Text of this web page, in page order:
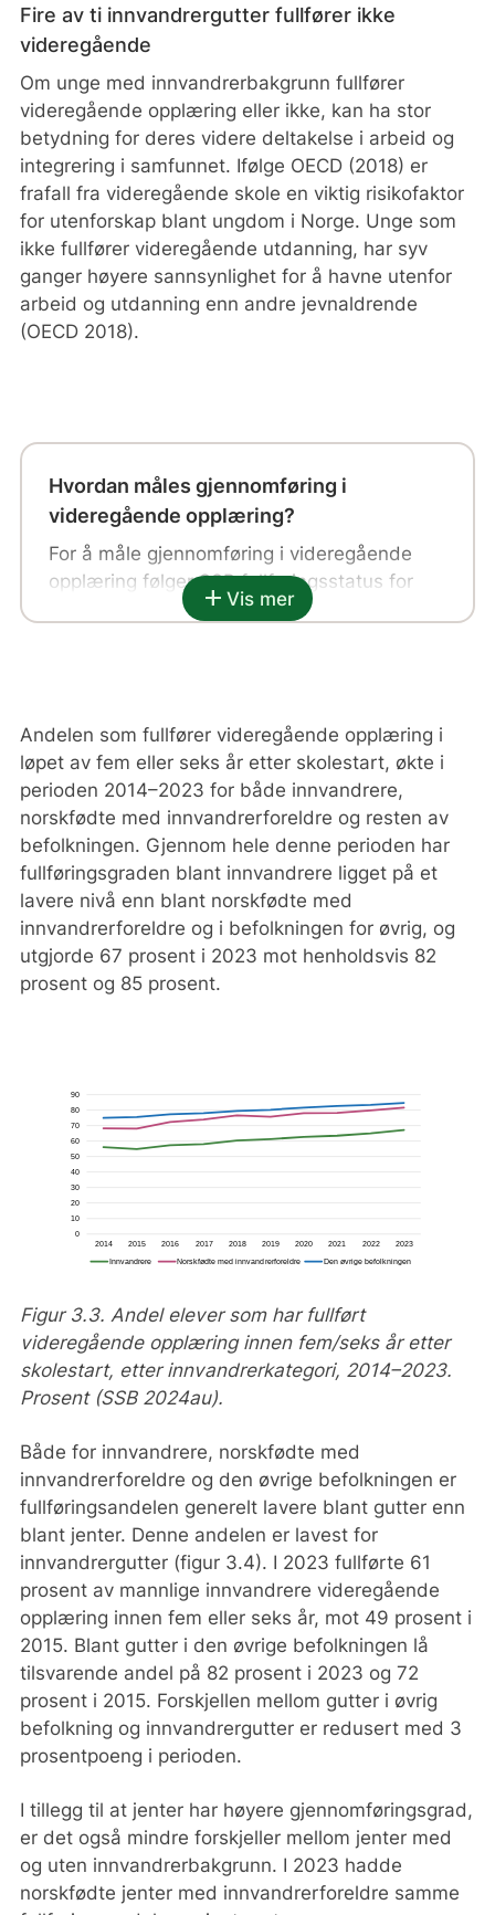
Fire av ti innvandrergutter fullfører ikke
videregående
Om unge med innvandrerbakgrunn fullfører
videregående opplæring eller ikke, kan ha stor
betydning for deres videre deltakelse i arbeid og
integrering i samfunnet. Ifølge OECD (2018) er
frafall fra videregående skole en viktig risikofaktor
for utenforskap blant ungdom i Norge. Unge som
ikke fullfører videregående utdanning, har syv
ganger høyere sannsynlighet for å havne utenfor
arbeid og utdanning enn andre jevnaldrende
(OECD 2018).
Hvordan måles gjennomføring i
videregående opplæring?
For å måle gjennomføring i videregående
opplæring følger SSB fullføringsstatus for
elever som begynte på videregående en
utdanningsprogrammene, der normert tid
for fullføring er tre år, følges over fem år i
statistikken.
Elever som begynte på et av de yrkesfaglige
utdanningsprogrammene, med normert tid
på hovedsakelig fire år, følges over seks år
etter skolestart.
add Vis mer
Andelen som fullfører videregående opplæring i
løpet av fem eller seks år etter skolestart, økte i
perioden 2014–2023 for både innvandrere,
norskfødte med innvandrerforeldre og resten av
befolkningen. Gjennom hele denne perioden har
fullføringsgraden blant innvandrere ligget på et
lavere nivå enn blant norskfødte med
innvandrerforeldre og i befolkningen for øvrig, og
utgjorde 67 prosent i 2023 mot henholdsvis 82
prosent og 85 prosent.
Figur 3.3. Andel elever som har fullført
videregående opplæring innen fem/seks år etter
skolestart, etter innvandrerkategori, 2014–2023.
Prosent (SSB 2024au).
Både for innvandrere, norskfødte med
innvandrerforeldre og den øvrige befolkningen er
fullføringsandelen generelt lavere blant gutter enn
blant jenter. Denne andelen er lavest for
innvandrergutter (figur 3.4). I 2023 fullførte 61
prosent av mannlige innvandrere videregående
opplæring innen fem eller seks år, mot 49 prosent i
2015. Blant gutter i den øvrige befolkningen lå
tilsvarende andel på 82 prosent i 2023 og 72
prosent i 2015. Forskjellen mellom gutter i øvrig
befolkning og innvandrergutter er redusert med 3
prosentpoeng i perioden.
I tillegg til at jenter har høyere gjennomføringsgrad,
er det også mindre forskjeller mellom jenter med
og uten innvandrerbakgrunn. I 2023 hadde
norskfødte jenter med innvandrerforeldre samme